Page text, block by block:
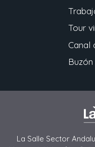
Tour
Canal
La Salle Sector